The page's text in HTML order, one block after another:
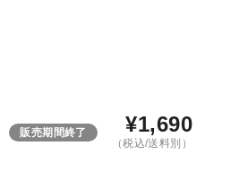
販売期間終了 ¥1,690
（税込/送料別）